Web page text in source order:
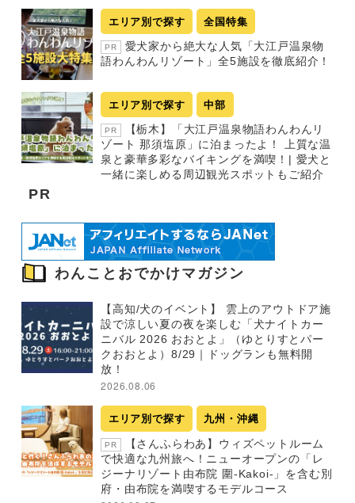
エリア別で探す 全国特集
PR
愛犬家から絶大な人気「大江戸温泉物
語わんわんリゾート」全5施設を徹底紹介！
エリア別で探す 中部
PR
【栃木】「大江戸温泉物語わんわんリ
ゾート 那須塩原」に泊まったよ！ 上質な温
泉と豪華多彩なバイキングを満喫！| 愛犬と
一緒に楽しめる周辺観光スポットもご紹介
PR
わんことおでかけマガジン
【高知/犬のイベント】 雲上のアウトドア施
設で涼しい夏の夜を楽しむ「犬ナイトカー
ニバル 2026 おおとよ」（ゆとりすとパー
クおおとよ）8/29｜ドッグランも無料開
放！
2026.08.06
エリア別で探す 九州・沖縄
PR
【さんふらわあ】ウィズペットルーム
で快適な九州旅へ！ニューオープンの「レ
ジーナリゾート由布院 圍-Kakoi-」を含む別
府・由布院を満喫するモデルコース